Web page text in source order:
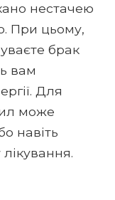
нестачею
При цьому,
брак
вам
Для
може
навіть